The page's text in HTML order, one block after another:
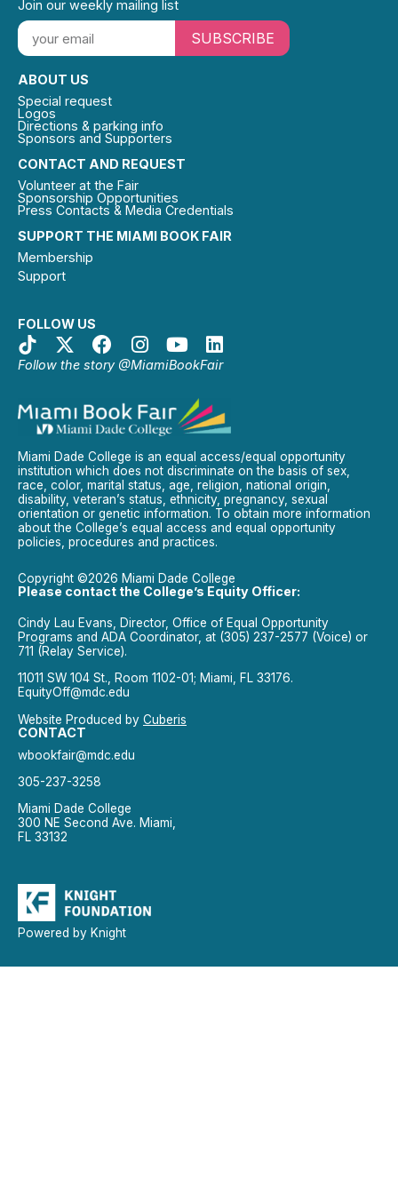
SUPPORT THE MIAMI BOOK FAIR
Membership
Support
FOLLOW US
Follow the story @MiamiBookFair
CONTACT AND REQUEST
Volunteer at the Fair
Sponsorship Opportunities
Press Contacts & Media Credentials
ABOUT US
Special request
Logos
Directions & parking info
Sponsors and Supporters
Join our weekly mailing list
SUBSCRIBE
Miami Dade College is an equal access/equal opportunity
institution which does not discriminate on the basis of sex,
race, color, marital status, age, religion, national origin,
disability, veteran’s status, ethnicity, pregnancy, sexual
orientation or genetic information. To obtain more information
about the College’s equal access and equal opportunity
policies, procedures and practices.
Copyright ©2026 Miami Dade College
Please contact the College’s Equity Officer:
Cindy Lau Evans, Director, Office of Equal Opportunity
Programs and ADA Coordinator, at (305) 237-2577 (Voice) or
711 (Relay Service).
11011 SW 104 St., Room 1102-01; Miami, FL 33176.
EquityOff@mdc.edu
Website Produced by Cuberis
CONTACT
wbookfair@mdc.edu
305-237-3258
Miami Dade College
300 NE Second Ave. Miami,
FL 33132
Powered by Knight